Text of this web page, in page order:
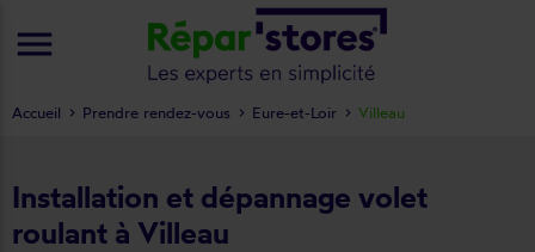
Installation et dépannage volet
roulant à Villeau
Accueil Prendre rendez-vous Eure-et-Loir Villeau
menu